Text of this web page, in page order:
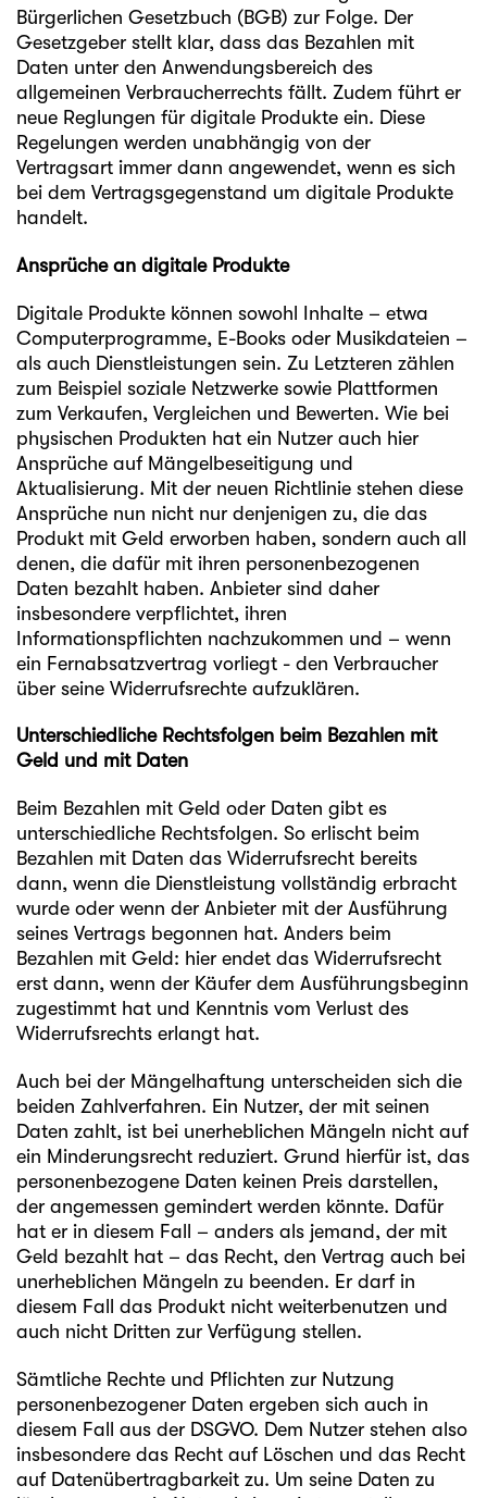
Bürgerlichen Gesetzbuch (BGB) zur Folge. Der
Gesetzgeber stellt klar, dass das Bezahlen mit
Daten unter den Anwendungsbereich des
allgemeinen Verbraucherrechts fällt. Zudem führt er
neue Reglungen für digitale Produkte ein. Diese
Regelungen werden unabhängig von der
Vertragsart immer dann angewendet, wenn es sich
bei dem Vertragsgegenstand um digitale Produkte
handelt.
Ansprüche an digitale Produkte
Digitale Produkte können sowohl Inhalte – etwa
Computerprogramme, E-Books oder Musikdateien –
als auch Dienstleistungen sein. Zu Letzteren zählen
zum Beispiel soziale Netzwerke sowie Plattformen
zum Verkaufen, Vergleichen und Bewerten. Wie bei
physischen Produkten hat ein Nutzer auch hier
Ansprüche auf Mängelbeseitigung und
Aktualisierung. Mit der neuen Richtlinie stehen diese
Ansprüche nun nicht nur denjenigen zu, die das
Produkt mit Geld erworben haben, sondern auch all
denen, die dafür mit ihren personenbezogenen
Daten bezahlt haben. Anbieter sind daher
insbesondere verpflichtet, ihren
Informationspflichten nachzukommen und – wenn
ein Fernabsatzvertrag vorliegt - den Verbraucher
über seine Widerrufsrechte aufzuklären.
Unterschiedliche Rechtsfolgen beim Bezahlen mit
Geld und mit Daten
Beim Bezahlen mit Geld oder Daten gibt es
unterschiedliche Rechtsfolgen. So erlischt beim
Bezahlen mit Daten das Widerrufsrecht bereits
dann, wenn die Dienstleistung vollständig erbracht
wurde oder wenn der Anbieter mit der Ausführung
seines Vertrags begonnen hat. Anders beim
Bezahlen mit Geld: hier endet das Widerrufsrecht
erst dann, wenn der Käufer dem Ausführungsbeginn
zugestimmt hat und Kenntnis vom Verlust des
Widerrufsrechts erlangt hat.
Auch bei der Mängelhaftung unterscheiden sich die
beiden Zahlverfahren. Ein Nutzer, der mit seinen
Daten zahlt, ist bei unerheblichen Mängeln nicht auf
ein Minderungsrecht reduziert. Grund hierfür ist, das
personenbezogene Daten keinen Preis darstellen,
der angemessen gemindert werden könnte. Dafür
hat er in diesem Fall – anders als jemand, der mit
Geld bezahlt hat – das Recht, den Vertrag auch bei
unerheblichen Mängeln zu beenden. Er darf in
diesem Fall das Produkt nicht weiterbenutzen und
auch nicht Dritten zur Verfügung stellen.
Sämtliche Rechte und Pflichten zur Nutzung
personenbezogener Daten ergeben sich auch in
diesem Fall aus der DSGVO. Dem Nutzer stehen also
insbesondere das Recht auf Löschen und das Recht
auf Datenübertragbarkeit zu. Um seine Daten zu